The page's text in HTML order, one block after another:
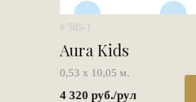
# 585-1
Aura Kids
0,53 х 10,05 м.
4 320 руб./рул